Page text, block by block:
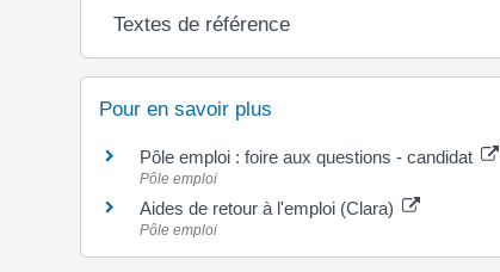
Textes de référence
Pour en savoir plus
Pôle emploi : foire aux questions - candidat
Pôle emploi
Aides de retour à l'emploi (Clara)
Pôle emploi